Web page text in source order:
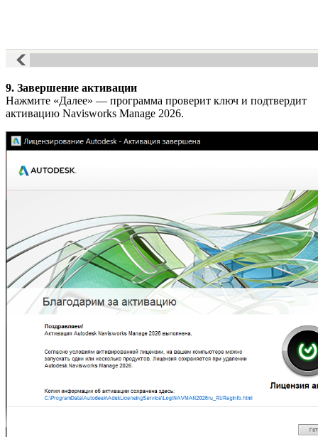
9. Завершение активации
Нажмите «Далее» — программа проверит ключ и подтвердит
активацию Navisworks Manage 2026.